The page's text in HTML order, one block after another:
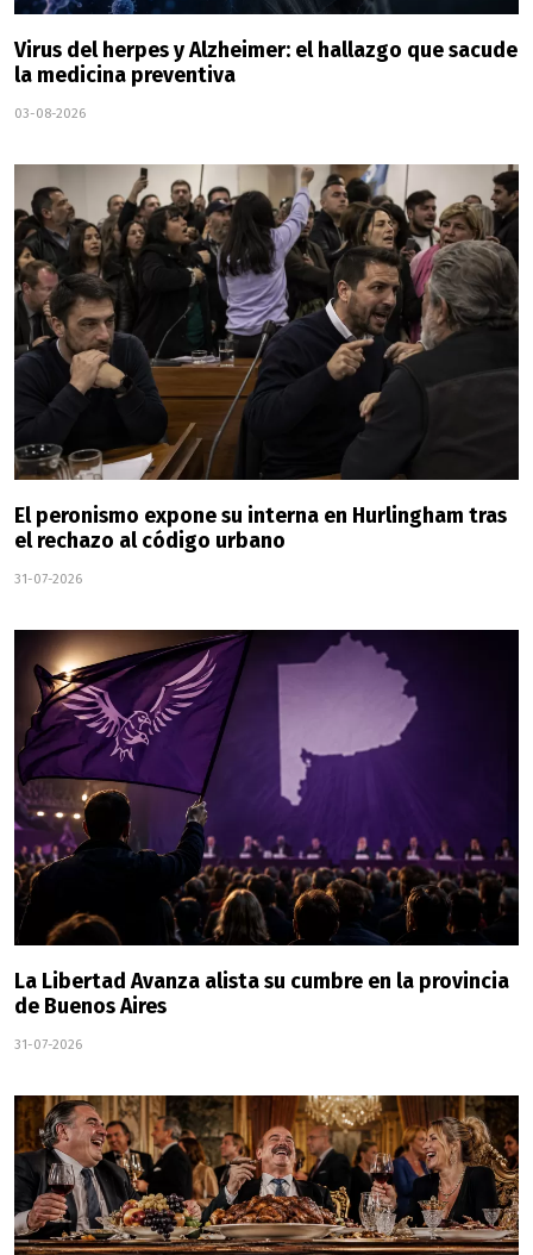
Virus del herpes y Alzheimer: el hallazgo que sacude
la medicina preventiva
03-08-2026
El peronismo expone su interna en Hurlingham tras
el rechazo al código urbano
31-07-2026
La Libertad Avanza alista su cumbre en la provincia
de Buenos Aires
31-07-2026